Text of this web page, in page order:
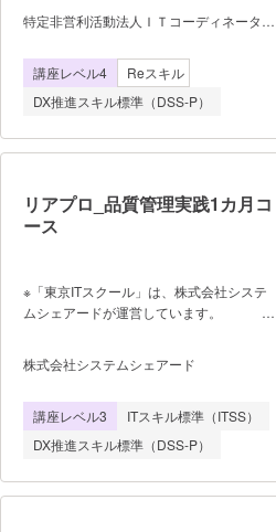
て進めることで、最短で実務に直結するス
流れ】 本講座URLにある【SIGNATE
Cloud(個人向けプラン）】ページの「受講
申込はこちら」からお申込みください。
プラクティスであるデジタル経営プロセス
（デジタル経営推進プロセスガイドライ
似体験することによって、デジタル経営の
推進方法、およびＩＴコーディネータの業
務や使命を修得します。 ・事前学習：
ＩＴコーディネータプロセスガイドライン
Ver.4.0の理解（動画視聴（e ラーニン
前の課題読込、資料作成 各ステージ約90
分 ・集合研修（オンライン開催を含
特定非営利活動法人ＩＴコーディネータ協
講座レベル4
Reスキル
DX推進スキル標準（DSS-P）
リアプロ_品質管理実践1カ月コ
ース
※「東京ITスクール」は、株式会社システ
ムシェアードが運営しています。
ものの、なかなか着任先が決まらな
い。。。 決まったものの、低単価も
う。。。 そのようなお悩みをお持ち
の開発会社におすすめするのが「体験型
Java研修『リアプロ』です」
初学者向けの基礎研修だけではエンジニア
としての実践力が不足するケースがありま
株式会社システムシェアード
講座レベル3
ITスキル標準（ITSS）
DX推進スキル標準（DSS-P）